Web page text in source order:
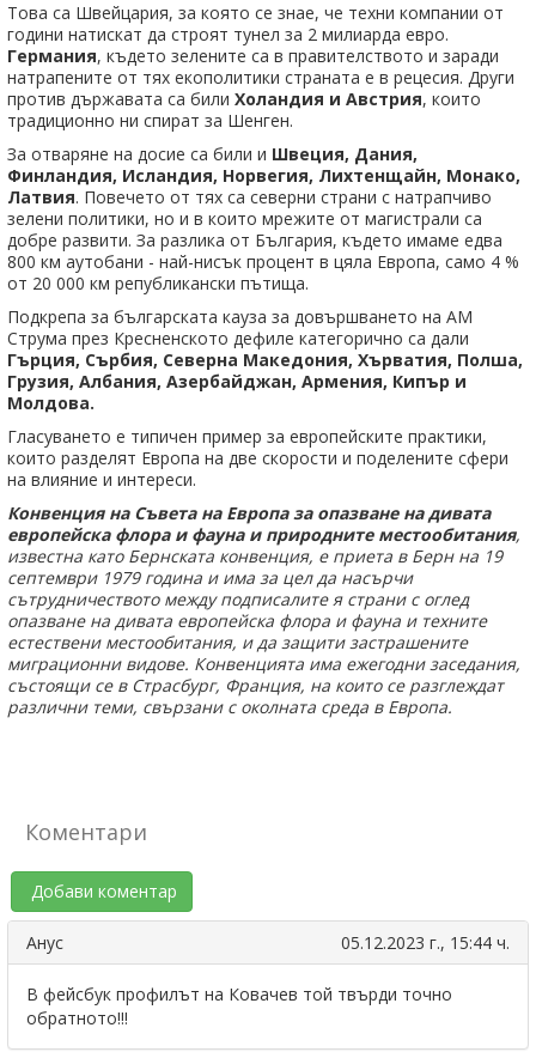
Това са Швейцария, за която се знае, че техни компании от
години натискат да строят тунел за 2 милиарда евро.
Германия, където зелените са в правителството и заради
натрапените от тях екополитики страната е в рецесия. Други
против държавата са били Холандия и Австрия, които
традиционно ни спират за Шенген.
За отваряне на досие са били и Швеция, Дания,
Финландия, Исландия, Норвегия, Лихтенщайн, Монако,
Латвия. Повечето от тях са северни страни с натрапчиво
зелени политики, но и в които мрежите от магистрали са
добре развити. За разлика от България, където имаме едва
800 км аутобани - най-нисък процент в цяла Европа, само 4 %
от 20 000 км републикански пътища.
Подкрепа за българската кауза за довършването на АМ
Струма през Кресненското дефиле категорично са дали
Гърция, Сърбия, Северна Македония, Хърватия, Полша,
Грузия, Албания, Азербайджан, Армения, Кипър и
Молдова.
Гласуването е типичен пример за европейските практики,
които разделят Европа на две скорости и поделените сфери
на влияние и интереси.
Конвенция на Съвета на Европа за опазване на дивата
европейска флора и фауна и природните местообитания,
известна като Бернската конвенция, е приета в Берн на 19
септември 1979 година и има за цел да насърчи
сътрудничеството между подписалите я страни с оглед
опазване на дивата европейска флора и фауна и техните
естествени местообитания, и да защити застрашените
миграционни видове. Конвенцията има ежегодни заседания,
състоящи се в Страсбург, Франция, на които се разглеждат
различни теми, свързани с околната среда в Европа.
Коментари
Добави коментар
Анус 05.12.2023 г., 15:44 ч.
В фейсбук профилът на Ковачев той твърди точно
обратното!!!